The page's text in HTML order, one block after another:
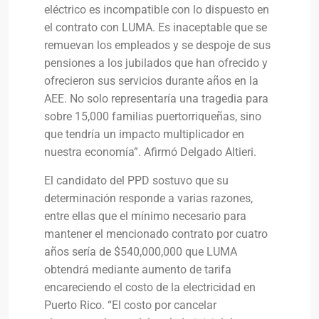
eléctrico es incompatible con lo dispuesto en
el contrato con LUMA. Es inaceptable que se
remuevan los empleados y se despoje de sus
pensiones a los jubilados que han ofrecido y
ofrecieron sus servicios durante años en la
AEE. No solo representaría una tragedia para
sobre 15,000 familias puertorriqueñas, sino
que tendría un impacto multiplicador en
nuestra economía”. Afirmó Delgado Altieri.
El candidato del PPD sostuvo que su
determinación responde a varias razones,
entre ellas que el mínimo necesario para
mantener el mencionado contrato por cuatro
años sería de $540,000,000 que LUMA
obtendrá mediante aumento de tarifa
encareciendo el costo de la electricidad en
Puerto Rico. “El costo por cancelar